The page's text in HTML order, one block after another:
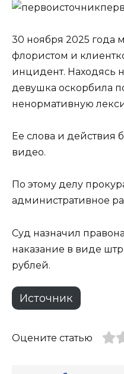
30 ноября 2025 года
флористом и
инцидент. Находясь
девушка оскорбила
ненормативную
Ее слова и действия
видео.
По этому делу
административное
Суд назначил
наказание в виде
рублей.
Источник
Оцените статью